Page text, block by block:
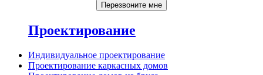
Перезвоните мне
Проектирование
Индивидуальное проектирование
Проектирование каркасных домов